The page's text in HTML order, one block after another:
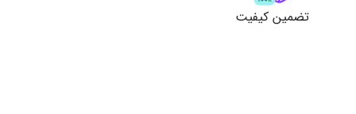
تضمین کیفیت